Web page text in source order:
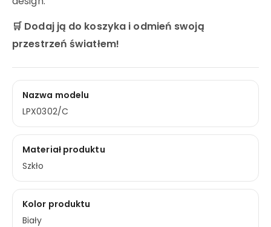
🛒 Dodaj ją do koszyka i odmień swoją
przestrzeń światłem!
Nazwa modelu
LPX0302/C
Materiał produktu
Szkło
Kolor produktu
Biały